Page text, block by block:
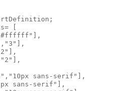
[
sans-serif"],
sans-serif"],